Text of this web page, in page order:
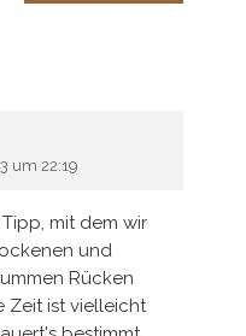
um 22:19
mit dem wir
und
Rücken
Zeit ist vielleicht